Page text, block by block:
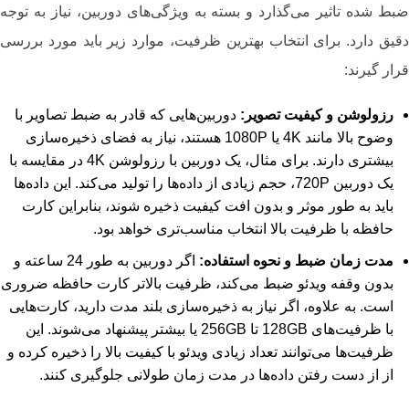
ضبط ‌شده تاثیر می‌گذارد و بسته به ویژگی‌های دوربین، نیاز به توجه
دقیق دارد. برای انتخاب بهترین ظرفیت، موارد زیر باید مورد بررسی
قرار گیرند:
رزولوشن و کیفیت تصویر: دوربین‌هایی که قادر به ضبط تصاویر با
وضوح بالا مانند 4K یا 1080P هستند، نیاز به فضای ذخیره‌سازی
بیشتری دارند. برای مثال، یک دوربین با رزولوشن 4K در مقایسه با
یک دوربین 720P، حجم زیادی از داده‌ها را تولید می‌کند. این داده‌ها
باید به‌ طور موثر و بدون افت کیفیت ذخیره شوند، بنابراین کارت
حافظه با ظرفیت بالا انتخاب مناسب‌تری خواهد بود.
مدت زمان ضبط و نحوه استفاده:
اگر دوربین به طور 24 ساعته و
بدون وقفه ویدئو ضبط می‌کند، ظرفیت بالاتر کارت حافظه ضروری
است. به علاوه، اگر نیاز به ذخیره‌سازی بلند مدت دارید، کارت‌هایی
با ظرفیت‌های 128GB تا 256GB یا بیشتر پیشنهاد می‌شوند. این
ظرفیت‌ها می‌توانند تعداد زیادی ویدئو با کیفیت بالا را ذخیره کرده و
از از دست رفتن داده‌ها در مدت زمان طولانی جلوگیری کنند.